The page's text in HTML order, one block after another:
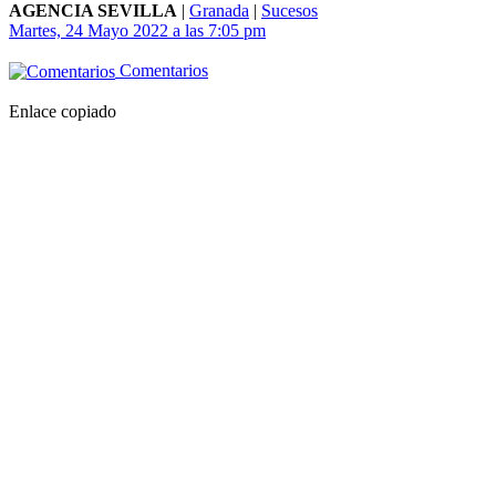
AGENCIA SEVILLA | Granada | Sucesos
Martes, 24 Mayo 2022 a las 7:05 pm
Comentarios
Enlace copiado